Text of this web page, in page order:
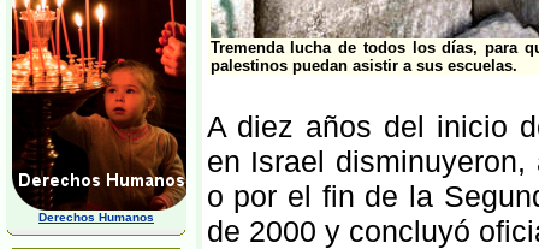
Derechos Humanos
Tremenda lucha de todos los días, para
palestinos puedan asistir a sus escuelas.
A diez años del inicio
en Israel
o por el fin de la
de 2000 y concluyó